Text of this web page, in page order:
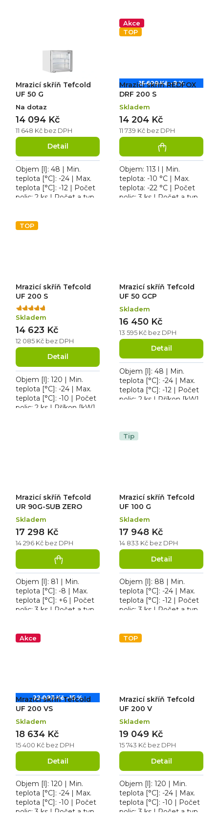
zámek dveří...
Mrazicí skříň Tefcold
UF 50 G
Na dotaz
11 648 Kč bez DPH
14 094 Kč
Detail
Objem [l]: 48 | Min.
teplota [°C]: -24 | Max.
teplota [°C]: -12 | Počet
polic: 2 ks | Počet a typ
923...
Akce
TOP
15 609 Kč –9 %
Mrazicí skříň REDFOX
DRF 200 S
Skladem
11 739 Kč bez DPH
14 204 Kč
Objem: 113 l | Min.
teplota: -10 °C | Max.
teplota: -22 °C | Počet
polic: 3 ks | Počet a typ
TOP
Mrazicí skříň Tefcold
UF 200 S
Průměrné
hodnocení
produktu
je
5,0
5
hvězdiček.
Skladem
12 085 Kč bez DPH
14 623 Kč
Detail
Objem [l]: 120 | Min.
teplota [°C]: -24 | Max.
teplota [°C]: -10 | Počet
polic: 2 ks | Příkon [kW]:
Mrazicí skříň Tefcold
UF 50 GCP
Skladem
13 595 Kč bez DPH
16 450 Kč
Detail
Objem [l]: 48 | Min.
teplota [°C]: -24 | Max.
teplota [°C]: -12 | Počet
polic: 2 ks | Příkon [kW]:
Mrazicí skříň Tefcold
UR 90G-SUB ZERO
Skladem
14 296 Kč bez DPH
17 298 Kč
Objem [l]: 81 | Min.
teplota [°C]: -8 | Max.
teplota [°C]: +6 | Počet
polic: 3 ks | Počet a typ
Tefcold UR 90G-SUB...
Tip
Mrazicí skříň Tefcold
UF 100 G
Skladem
14 833 Kč bez DPH
17 948 Kč
Detail
Objem [l]: 88 | Min.
teplota [°C]: -24 | Max.
teplota [°C]: -12 | Počet
polic: 3 ks | Počet a typ
osvětlení...
Akce
22 083 Kč –15 %
Mrazicí skříň Tefcold
UF 200 VS
Skladem
15 400 Kč bez DPH
18 634 Kč
Detail
Objem [l]: 120 | Min.
teplota [°C]: -24 | Max.
teplota [°C]: -10 | Počet
polic: 3 ks | Počet a typ
TOP
Mrazicí skříň Tefcold
UF 200 V
Skladem
15 743 Kč bez DPH
19 049 Kč
Detail
Objem [l]: 120 | Min.
teplota [°C]: -24 | Max.
teplota [°C]: -10 | Počet
polic: 3 ks | Počet a typ